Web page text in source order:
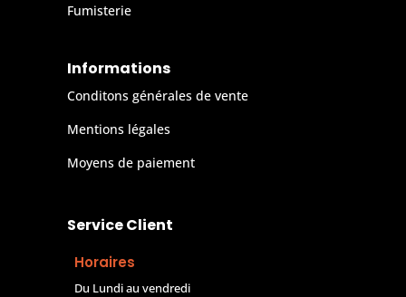
Fumisterie
Informations
Conditons générales de vente
Mentions légales
Moyens de paiement
Service Client
Horaires
Du Lundi au vendredi